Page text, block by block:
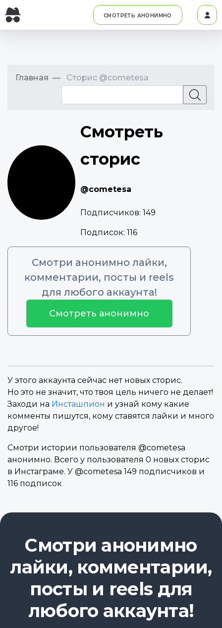
СМОТРЕТЬ АНОНИМНО
Главная Сторис @cometesa
Смотреть
сторис
@cometesa
Подписчиков: 149
Подписок: 116
Смотри анонимно лайки,
комментарии, посты и reels
для любого аккаунта!
Смотреть анонимно
У этого аккаунта сейчас нет новых сторис.
Но это не значит, что твоя цель ничего не делает!
Заходи на Инсташпион и узнай кому какие
комменты пишутся, кому ставятся лайки и много
другое!
Смотри истории пользователя @cometesa
анонимно. Всего у пользователя 0 новых сторис
в Инстаграме. У @cometesa 149 подписчиков и
116 подписок
Смотри анонимно
лайки, комментарии,
посты и reels для
любого аккаунта!